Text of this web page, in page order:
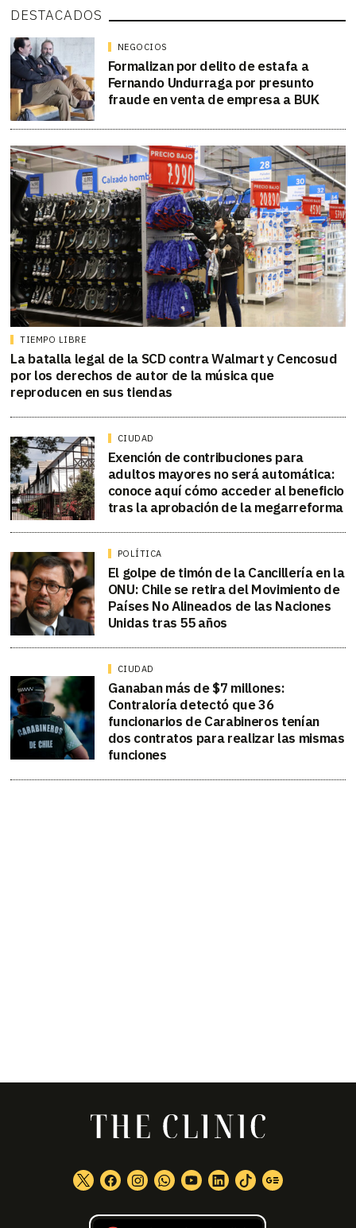
DESTACADOS
NEGOCIOS
Formalizan por delito de estafa a
Fernando Undurraga por presunto
fraude en venta de empresa a BUK
TIEMPO LIBRE
La batalla legal de la SCD contra Walmart y Cencosud
por los derechos de autor de la música que
reproducen en sus tiendas
CIUDAD
Exención de contribuciones para
adultos mayores no será automática:
conoce aquí cómo acceder al beneficio
tras la aprobación de la megarreforma
POLÍTICA
El golpe de timón de la Cancillería en la
ONU: Chile se retira del Movimiento de
Países No Alineados de las Naciones
Unidas tras 55 años
CIUDAD
Ganaban más de $7 millones:
Contraloría detectó que 36
funcionarios de Carabineros tenían
dos contratos para realizar las mismas
funciones